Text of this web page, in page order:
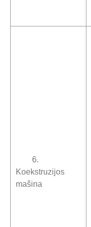
6.
Koekstruzijos
mašina